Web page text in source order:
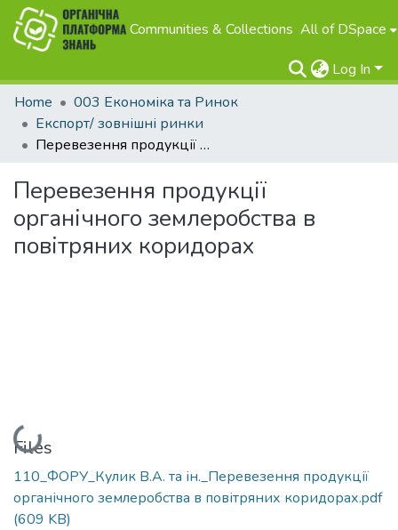
Communities & Collections All of DSpace
Log In
Home
003 Економіка та Ринок
Експорт/ зовнішні ринки
Перевезення продукції органічного землеробства в повітряних коридорах
Перевезення продукції
органічного землеробства в
повітряних коридорах
Loading...
Files
110_ФОРУ_Кулик В.А. та ін._Перевезення продукції
органічного землеробства в повітряних коридорах.pdf
(609 KB)